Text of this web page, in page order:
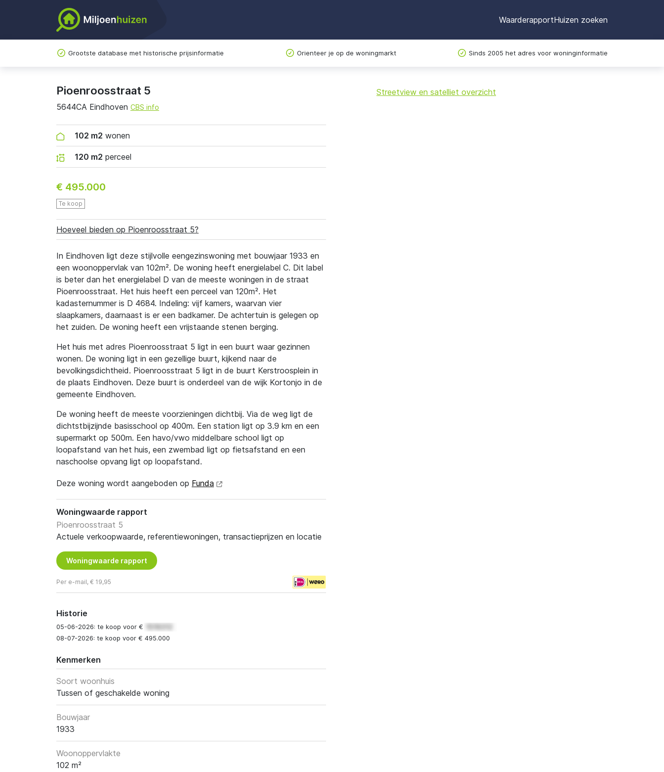
WaarderapportHuizen zoeken
Grootste database met historische prijsinformatie Orienteer je op de woningmarkt Sinds 2005 het adres voor woninginformatie
Pioenroosstraat 5
5644CA Eindhoven CBS info
102 m2 wonen
120 m2 perceel
€ 495.000
Te koop
Hoeveel bieden op Pioenroosstraat 5?
In Eindhoven ligt deze stijlvolle eengezinswoning met bouwjaar 1933 en
een woonoppervlak van 102m². De woning heeft energielabel C. Dit label
is beter dan het energielabel D van de meeste woningen in de straat
Pioenroosstraat. Het huis heeft een perceel van 120m². Het
kadasternummer is D 4684. Indeling: vijf kamers, waarvan vier
slaapkamers, daarnaast is er een badkamer. De achtertuin is gelegen op
het zuiden. De woning heeft een vrijstaande stenen berging.
Het huis met adres Pioenroosstraat 5 ligt in een buurt waar gezinnen
wonen. De woning ligt in een gezellige buurt, kijkend naar de
bevolkingsdichtheid. Pioenroosstraat 5 ligt in de buurt Kerstroosplein in
de plaats Eindhoven. Deze buurt is onderdeel van de wijk Kortonjo in de
gemeente Eindhoven.
De woning heeft de meeste voorzieningen dichtbij. Via de weg ligt de
dichtstbijzijnde basisschool op 400m. Een station ligt op 3.9 km en een
supermarkt op 500m. Een havo/vwo middelbare school ligt op
loopafstand van het huis, een zwembad ligt op fietsafstand en een
naschoolse opvang ligt op loopafstand.
Deze woning wordt aangeboden op Funda
Woningwaarde rapport
Pioenroosstraat 5
Actuele verkoopwaarde, referentiewoningen, transactieprijzen en locatie
Woningwaarde rapport
Per e-mail, € 19,95
Historie
05-06-2026: te koop voor €
08-07-2026: te koop voor € 495.000
Kenmerken
Soort woonhuis
Tussen of geschakelde woning
Bouwjaar
1933
Woonoppervlakte
102 m²
+
Streetview en satelliet overzicht